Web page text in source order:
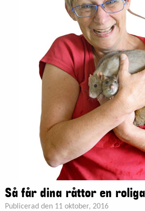
Så får dina råttor en
Publicerad den 11 oktober, 2016